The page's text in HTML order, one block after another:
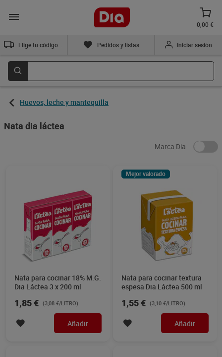
0,00 €
Pedidos y listas Iniciar sesión
Huevos, leche y mantequilla
Nata dia láctea
Marca Dia
Nata para cocinar 18% M.G.
Dia Láctea 3 x 200 ml
1,85 € (3,08 €/LITRO)
Añadir
Mejor valorado
Nata para cocinar textura
espesa Dia Láctea 500 ml
1,55 € (3,10 €/LITRO)
Añadir